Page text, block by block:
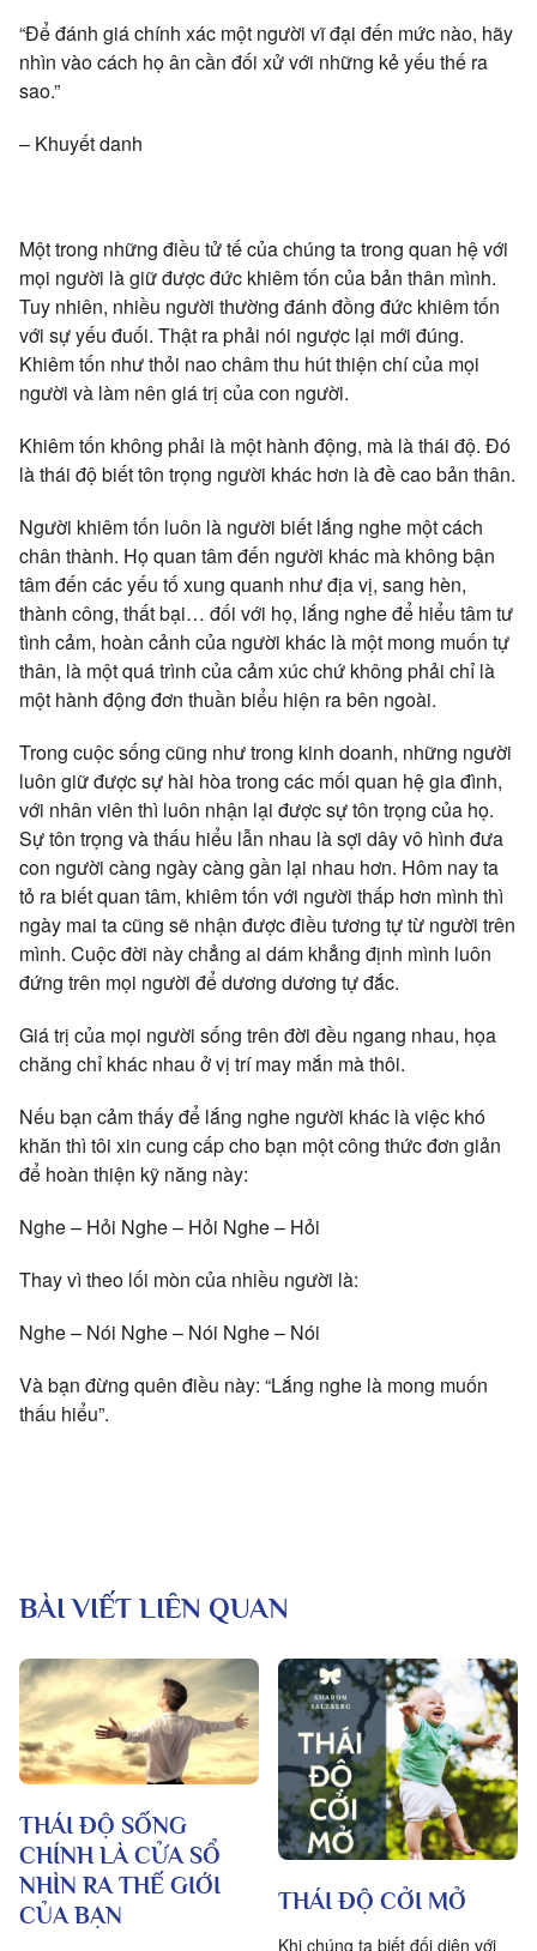
“Để đánh giá chính xác một người vĩ đại đến mức nào, hãy
nhìn vào cách họ ân cần đối xử với những kẻ yếu thế ra
sao.”
– Khuyết danh
Một trong những điều tử tế của chúng ta trong quan hệ với
mọi người là giữ được đức khiêm tốn của bản thân mình.
Tuy nhiên, nhiều người thường đánh đồng đức khiêm tốn
với sự yếu đuối. Thật ra phải nói ngược lại mới đúng.
Khiêm tốn như thỏi nao châm thu hút thiện chí của mọi
người và làm nên giá trị của con người.
Khiêm tốn không phải là một hành động, mà là thái độ. Đó
là thái độ biết tôn trọng người khác hơn là đề cao bản thân.
Người khiêm tốn luôn là người biết lắng nghe một cách
chân thành. Họ quan tâm đến người khác mà không bận
tâm đến các yếu tố xung quanh như địa vị, sang hèn,
thành công, thất bại… đối với họ, lắng nghe để hiểu tâm tư
tình cảm, hoàn cảnh của người khác là một mong muốn tự
thân, là một quá trình của cảm xúc chứ không phải chỉ là
một hành động đơn thuần biểu hiện ra bên ngoài.
Trong cuộc sống cũng như trong kinh doanh, những người
luôn giữ được sự hài hòa trong các mối quan hệ gia đình,
với nhân viên thì luôn nhận lại được sự tôn trọng của họ.
Sự tôn trọng và thấu hiểu lẫn nhau là sợi dây vô hình đưa
con người càng ngày càng gần lại nhau hơn. Hôm nay ta
tỏ ra biết quan tâm, khiêm tốn với người thấp hơn mình thì
ngày mai ta cũng sẽ nhận được điều tương tự từ người trên
mình. Cuộc đời này chẳng ai dám khẳng định mình luôn
đứng trên mọi người để dương dương tự đắc.
Giá trị của mọi người sống trên đời đều ngang nhau, họa
chăng chỉ khác nhau ở vị trí may mắn mà thôi.
Nếu bạn cảm thấy để lắng nghe người khác là việc khó
khăn thì tôi xin cung cấp cho bạn một công thức đơn giản
để hoàn thiện kỹ năng này:
Nghe – Hỏi Nghe – Hỏi Nghe – Hỏi
Thay vì theo lối mòn của nhiều người là:
Nghe – Nói Nghe – Nói Nghe – Nói
Và bạn đừng quên điều này: “Lắng nghe là mong muốn
thấu hiểu”.
BÀI VIẾT LIÊN QUAN
THÁI ĐỘ SỐNG
CHÍNH LÀ CỬA SỔ
NHÌN RA THẾ GIỚI
CỦA BẠN
THÁI ĐỘ CỞI MỞ
Khi chúng ta biết đối diện với